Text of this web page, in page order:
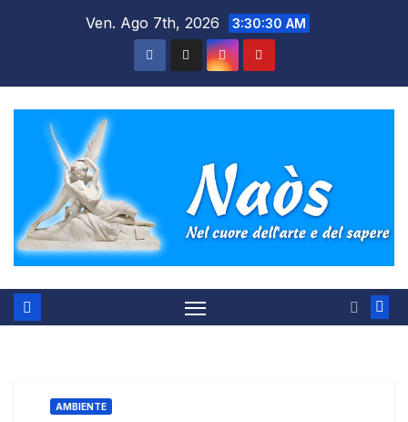
Ven. Ago 7th, 2026 3:30:31 AM
AMBIENTE